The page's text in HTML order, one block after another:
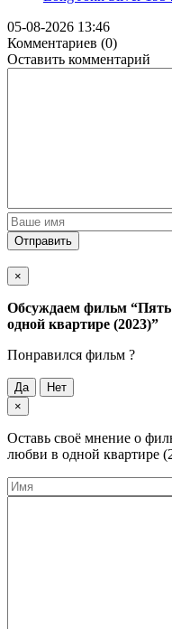
05-08-2026 13:46
Комментариев (0)
Оставить комментарий
Отправить
×
Обсуждаем фильм
одной квартире (2023)”
Понравился фильм ?
Да
Нет
×
Оставь своё мнение о
любви в одной квартире